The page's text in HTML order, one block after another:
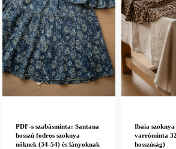
PDF-s szabásminta: Santana
hosszú fodros szoknya
nőknek (34-54) és lányoknak
Ibaia
varróminta
hosszúság)